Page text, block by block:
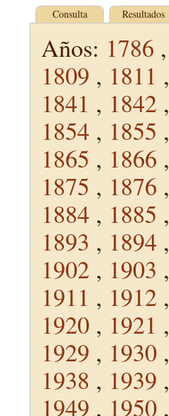
Consulta Resultados
Años: 1786 ,
1809 , 1811 ,
1841 , 1842 ,
1854 , 1855 ,
1865 , 1866 ,
1875 , 1876 ,
1884 , 1885 ,
1893 , 1894 ,
1902 , 1903 ,
1911 , 1912 ,
1920 , 1921 ,
1929 , 1930 ,
1938 , 1939 ,
1949 , 1950 ,